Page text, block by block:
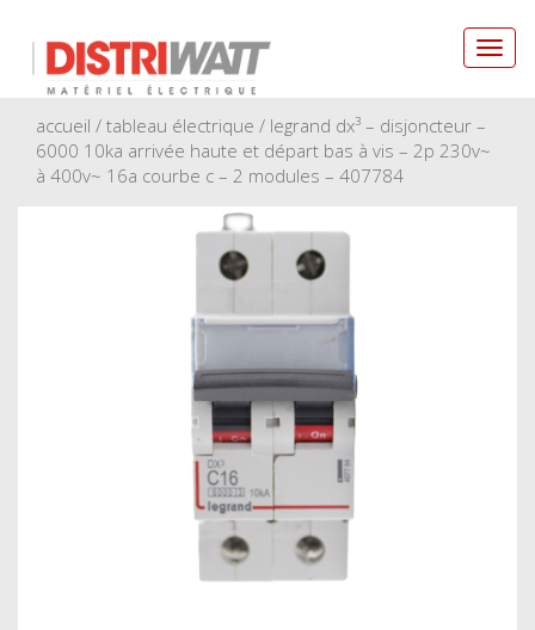
accueil / tableau électrique / legrand dx³ – disjoncteur –
6000 10ka arrivée haute et départ bas à vis – 2p 230v~
à 400v~ 16a courbe c – 2 modules – 407784